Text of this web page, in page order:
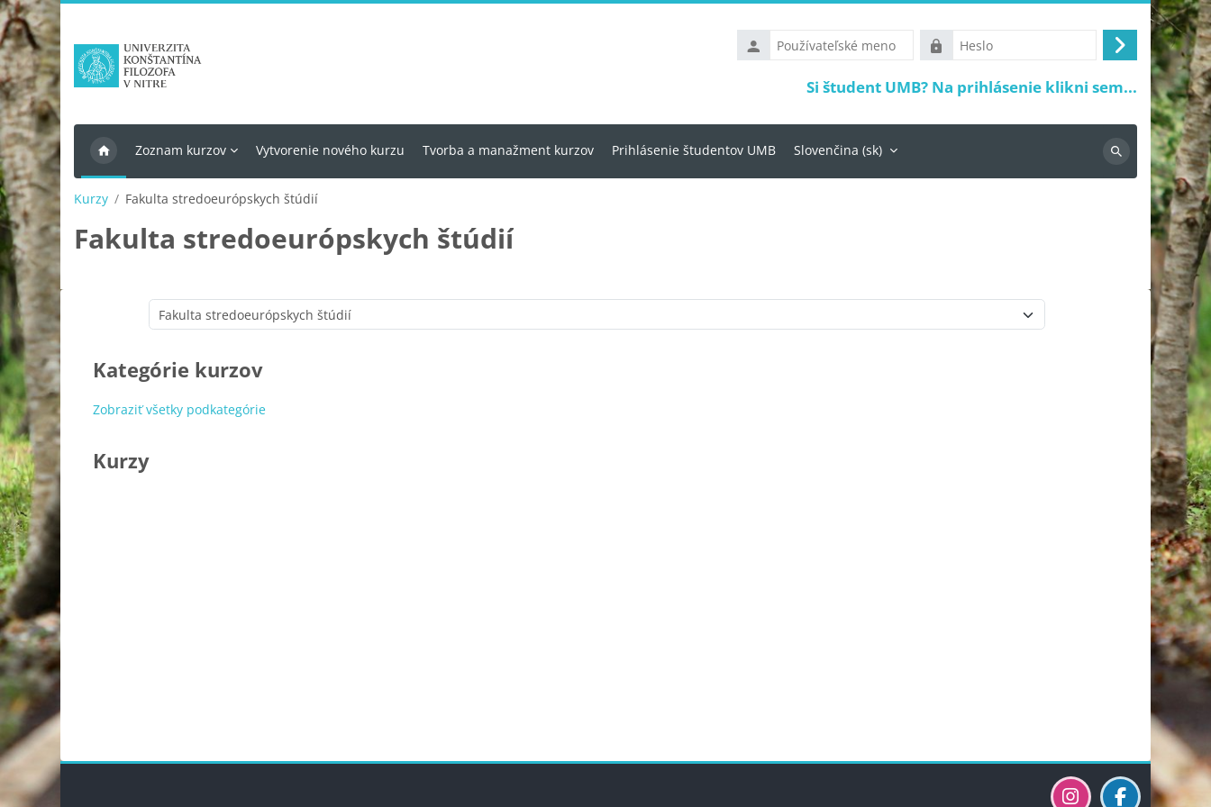
Preskočiť na hlavný obsah
Používateľské
meno
Heslo
Prihlásiť
Si študent UMB? Na prihlásenie klikni sem...
Zoznam kurzov Vytvorenie nového kurzu Tvorba a manažment kurzov Prihlásenie študentov UMB Slovenčina ‎(sk)‎
Vyhľadávanie
Kurzy Fakulta stredoeurópskych štúdií
Fakulta stredoeurópskych štúdií
Kategórie kurzov
Zobraziť všetky podkategórie
Kurzy